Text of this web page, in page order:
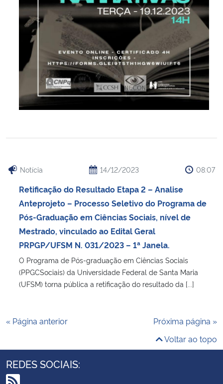
Notícia 14/12/2023 08:07
Retificação do Resultado Etapa 2 – Analise
Anteprojeto – Processo Seletivo do Programa de
Pós-Graduação em Ciências Sociais, nível de
Mestrado, vinculado ao Edital Geral
PRPGP/UFSM N. 031/2023 – 1ª Janela.
O Programa de Pós-graduação em Ciências Sociais
(PPGCSociais) da Universidade Federal de Santa Maria
(UFSM) torna pública a retificação do resultado da [...]
« Página anterior
Próxima página »
Voltar ao topo
REDES SOCIAIS: